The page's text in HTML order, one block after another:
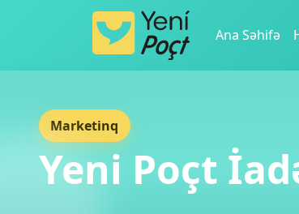
Ana Səhifə
Marketinq
Yeni Poçt